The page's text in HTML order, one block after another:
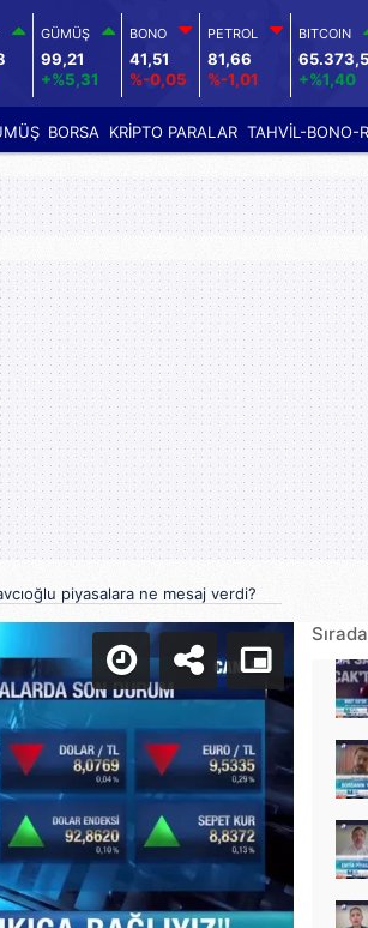
GÜMÜŞ
99,21
+%5,31
BONO
41,51
%-0,05
PETROL
81,66
%-1,01
BITCOIN
+%1,40
BORSA KRİPTO PARALAR TAHVİL-BONO-
piyasalara ne mesaj verdi?